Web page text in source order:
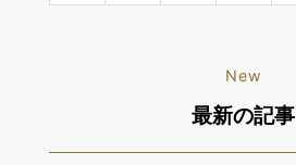
New
最新の記事